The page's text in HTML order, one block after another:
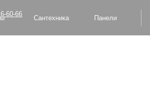
Панели
Сантехника